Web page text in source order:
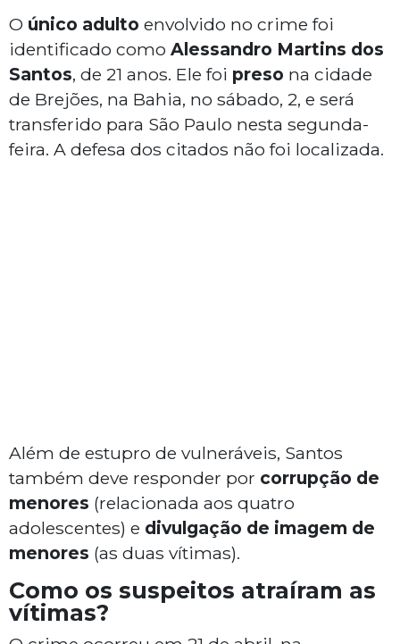
O único adulto envolvido no crime foi
identificado como Alessandro Martins dos
Santos, de 21 anos. Ele foi preso na cidade
de Brejões, na Bahia, no sábado, 2, e será
transferido para São Paulo nesta segunda-
feira. A defesa dos citados não foi localizada.
Além de estupro de vulneráveis, Santos
também deve responder por corrupção de
menores (relacionada aos quatro
adolescentes) e divulgação de imagem de
menores (as duas vítimas).
Como os suspeitos atraíram as
vítimas?